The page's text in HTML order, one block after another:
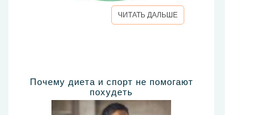
ЧИТАТЬ ДАЛЬШЕ
Почему диета и спорт не помогают
похудеть